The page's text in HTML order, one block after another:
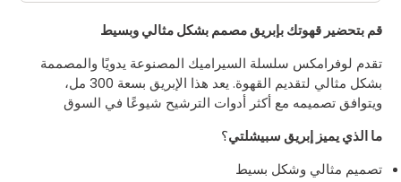
قم بتحضير قهوتك بإبريق مصمم بشكل مثالي وبسيط
تقدم لوفرامكس سلسلة السيراميك المصنوعة يدويًا والمصممة
بشكل مثالي لتقديم القهوة. يعد هذا الإبريق بسعة 300 مل،
ويتوافق تصميمه مع أكثر أدوات الترشيح شيوعًا في السوق
ما الذي يميز إبريق سبيشلتي؟
تصميم مثالي وشكل بسيط